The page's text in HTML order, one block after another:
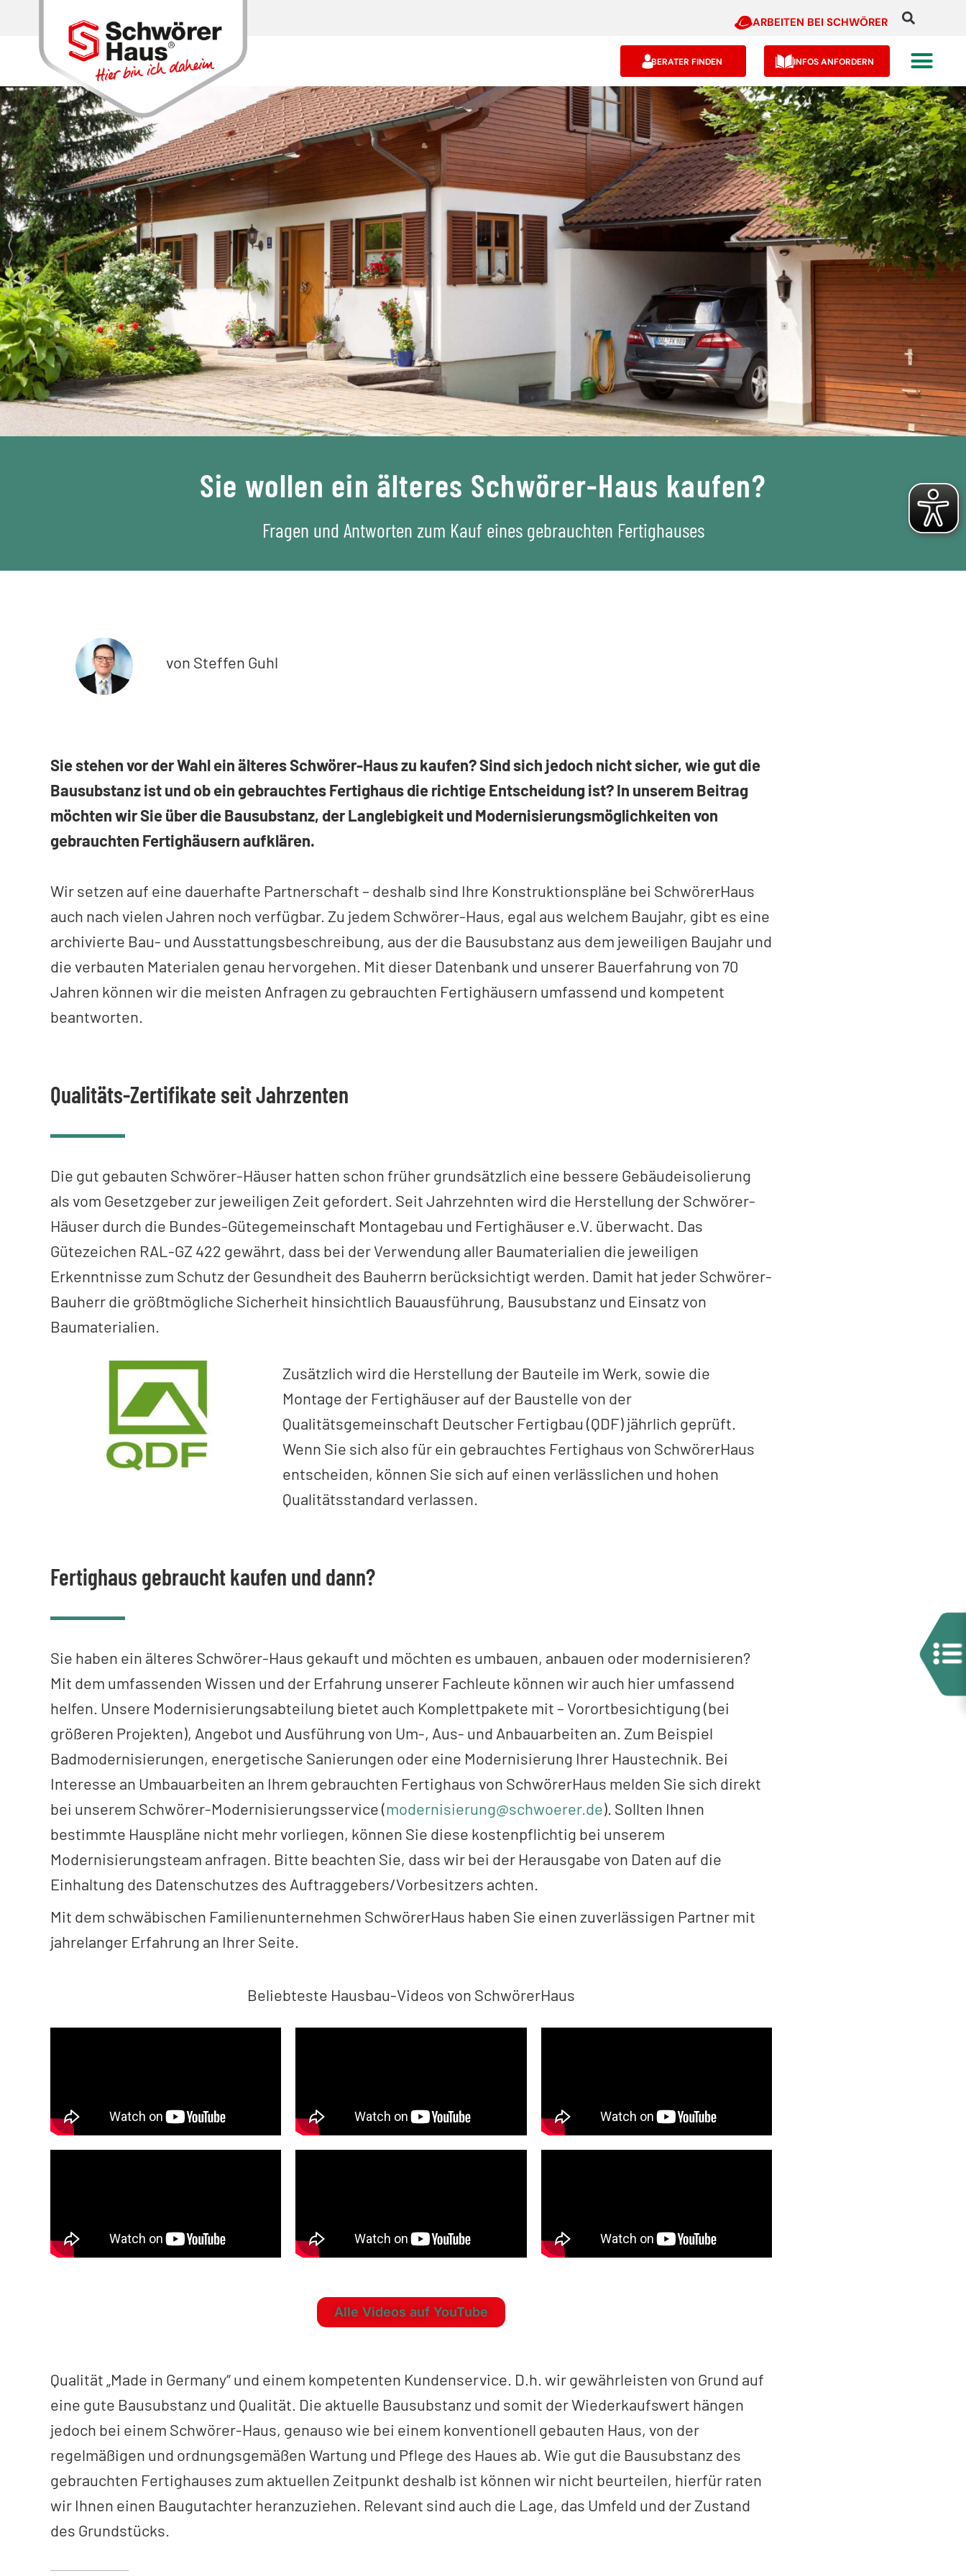
ARBEITEN BEI SCHWÖRER
BERATER FINDEN INFOS ANFORDERN
Sie wollen ein älteres Schwörer-Haus kaufen?
Fragen und Antworten zum Kauf eines gebrauchten Fertighauses
von Steffen Guhl
Sie stehen vor der Wahl ein älteres Schwörer-Haus zu kaufen? Sind sich jedoch nicht sicher, wie gut die
Bausubstanz ist und ob ein gebrauchtes Fertighaus die richtige Entscheidung ist? In unserem Beitrag
möchten wir Sie über die Bausubstanz, der Langlebigkeit und Modernisierungsmöglichkeiten von
gebrauchten Fertighäusern aufklären.
Wir setzen auf eine dauerhafte Partnerschaft – deshalb sind Ihre Konstruktionspläne bei SchwörerHaus
auch nach vielen Jahren noch verfügbar. Zu jedem Schwörer-Haus, egal aus welchem Baujahr, gibt es eine
archivierte Bau- und Ausstattungsbeschreibung, aus der die Bausubstanz aus dem jeweiligen Baujahr und
die verbauten Materialen genau hervorgehen. Mit dieser Datenbank und unserer Bauerfahrung von 70
Jahren können wir die meisten Anfragen zu gebrauchten Fertighäusern umfassend und kompetent
beantworten.
Qualitäts-Zertifikate seit Jahrzenten
Die gut gebauten Schwörer-Häuser hatten schon früher grundsätzlich eine bessere Gebäudeisolierung
als vom Gesetzgeber zur jeweiligen Zeit gefordert. Seit Jahrzehnten wird die Herstellung der Schwörer-
Häuser durch die Bundes-Gütegemeinschaft Montagebau und Fertighäuser e.V. überwacht. Das
Gütezeichen RAL-GZ 422 gewährt, dass bei der Verwendung aller Baumaterialien die jeweiligen
Erkenntnisse zum Schutz der Gesundheit des Bauherrn berücksichtigt werden. Damit hat jeder Schwörer-
Bauherr die größtmögliche Sicherheit hinsichtlich Bauausführung, Bausubstanz und Einsatz von
Baumaterialien.
Zusätzlich wird die Herstellung der Bauteile im Werk, sowie die
Montage der Fertighäuser auf der Baustelle von der
Qualitätsgemeinschaft Deutscher Fertigbau (QDF) jährlich geprüft.
Wenn Sie sich also für ein gebrauchtes Fertighaus von SchwörerHaus
entscheiden, können Sie sich auf einen verlässlichen und hohen
Qualitätsstandard verlassen.
Fertighaus gebraucht kaufen und dann?
Sie haben ein älteres Schwörer-Haus gekauft und möchten es umbauen, anbauen oder modernisieren?
Mit dem umfassenden Wissen und der Erfahrung unserer Fachleute können wir auch hier umfassend
helfen. Unsere Modernisierungsabteilung bietet auch Komplettpakete mit – Vorortbesichtigung (bei
größeren Projekten), Angebot und Ausführung von Um-, Aus- und Anbauarbeiten an. Zum Beispiel
Badmodernisierungen, energetische Sanierungen oder eine Modernisierung Ihrer Haustechnik. Bei
Interesse an Umbauarbeiten an Ihrem gebrauchten Fertighaus von SchwörerHaus melden Sie sich direkt
bei unserem Schwörer-Modernisierungsservice (modernisierung@schwoerer.de). Sollten Ihnen
bestimmte Hauspläne nicht mehr vorliegen, können Sie diese kostenpflichtig bei unserem
Modernisierungsteam anfragen. Bitte beachten Sie, dass wir bei der Herausgabe von Daten auf die
Einhaltung des Datenschutzes des Auftraggebers/Vorbesitzers achten.
Mit dem schwäbischen Familienunternehmen SchwörerHaus haben Sie einen zuverlässigen Partner mit
jahrelanger Erfahrung an Ihrer Seite.
Beliebteste Hausbau-Videos von SchwörerHaus
Alle Videos auf YouTube
Qualität „Made in Germany“ und einem kompetenten Kundenservice. D.h. wir gewährleisten von Grund auf
eine gute Bausubstanz und Qualität. Die aktuelle Bausubstanz und somit der Wiederkaufswert hängen
jedoch bei einem Schwörer-Haus, genauso wie bei einem konventionell gebauten Haus, von der
regelmäßigen und ordnungsgemäßen Wartung und Pflege des Haues ab. Wie gut die Bausubstanz des
gebrauchten Fertighauses zum aktuellen Zeitpunkt deshalb ist können wir nicht beurteilen, hierfür raten
wir Ihnen einen Baugutachter heranzuziehen. Relevant sind auch die Lage, das Umfeld und der Zustand
des Grundstücks.